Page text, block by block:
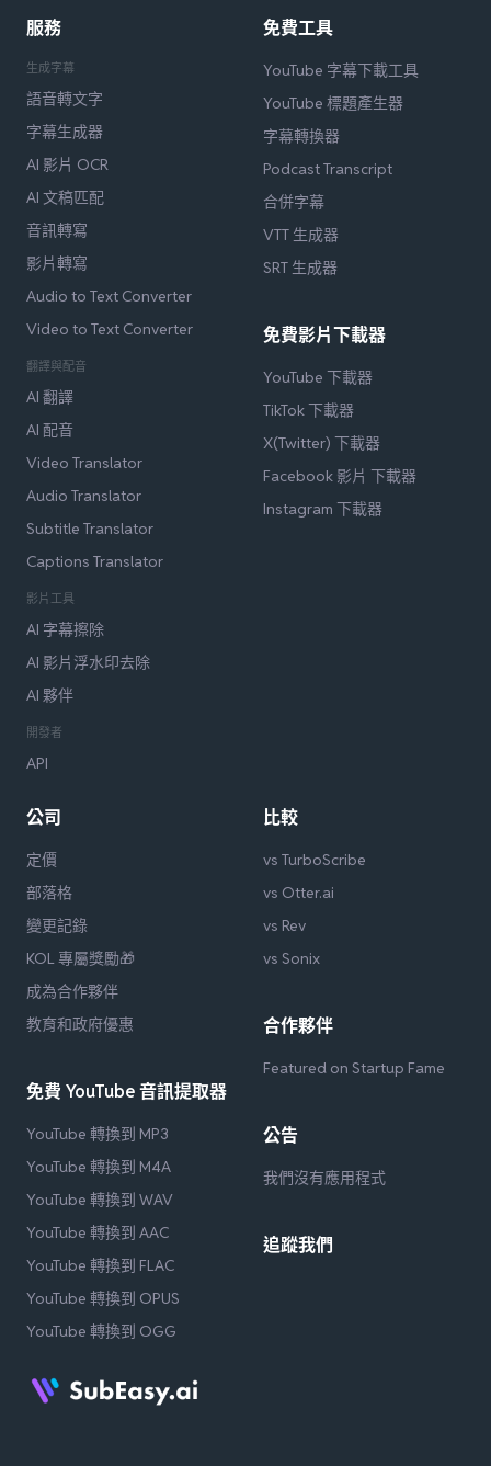
服務
生成字幕
語音轉文字
字幕生成器
AI 影片 OCR
AI 文稿匹配
音訊轉寫
影片轉寫
Audio to Text Converter
Video to Text Converter
翻譯與配音
AI 翻譯
AI 配音
Video Translator
Audio Translator
Subtitle Translator
Captions Translator
影片工具
AI 字幕擦除
AI 影片浮水印去除
AI 夥伴
開發者
API
免費工具
YouTube 字幕下載工具
YouTube 標題產生器
字幕轉換器
Podcast Transcript
合併字幕
VTT 生成器
SRT 生成器
免費影片下載器
YouTube 下載器
TikTok 下載器
X(Twitter) 下載器
Facebook 影片 下載器
Instagram 下載器
公司
定價
部落格
變更記錄
KOL 專屬獎勵🎁
成為合作夥伴
教育和政府優惠
免費 YouTube 音訊提取器
YouTube 轉換到 MP3
YouTube 轉換到 M4A
YouTube 轉換到 WAV
YouTube 轉換到 AAC
YouTube 轉換到 FLAC
YouTube 轉換到 OPUS
YouTube 轉換到 OGG
比較
vs TurboScribe
vs Otter.ai
vs Rev
vs Sonix
合作夥伴
Featured on Startup Fame
公告
我們沒有應用程式
追蹤我們